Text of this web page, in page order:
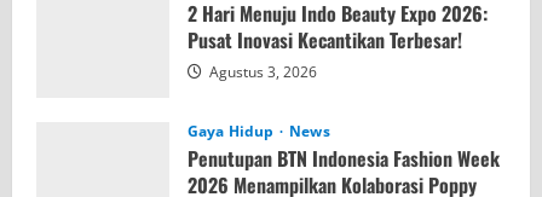
2 Hari Menuju Indo Beauty Expo 2026:
Pusat Inovasi Kecantikan Terbesar!
Agustus 3, 2026
Gaya Hidup News
Penutupan BTN Indonesia Fashion Week
2026 Menampilkan Kolaborasi Poppy